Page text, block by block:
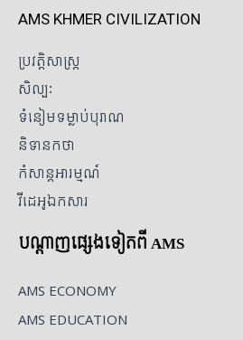
AMS KHMER CIVILIZATION
ប្រវត្តិសាស្ត្រ
សិល្បៈ
ទំនៀមទម្លាប់បុរាណ
និទានកថា
កំសាន្តអារម្មណ៍
វីដេអូឯកសារ
បណ្ដាញផ្សេងទៀតពី AMS
AMS ECONOMY
AMS EDUCATION